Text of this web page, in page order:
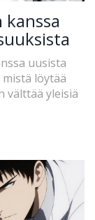
uusista
löytää
välttää yleisiä